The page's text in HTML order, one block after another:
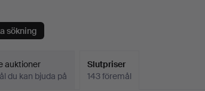
sökning
auktioner
du kan bjuda på
Slutpriser
143 föremål